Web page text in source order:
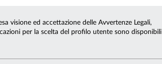
visione ed accettazione delle Avvertenze Legali,
per la scelta del profilo utente sono disponibili
Carta di identità
Linea
Macrocategoria